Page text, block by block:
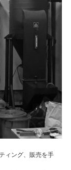
ィング、販売を手